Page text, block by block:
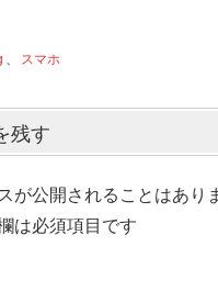
、 スマホ
残す
が公開されることはあり
は必須項目です